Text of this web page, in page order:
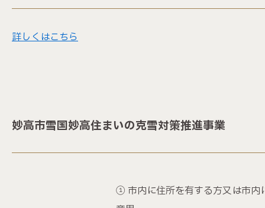
詳しくはこちら
妙高市雪国妙高住まいの克雪対策推進事業
① 市内に住所を有する方又は市内